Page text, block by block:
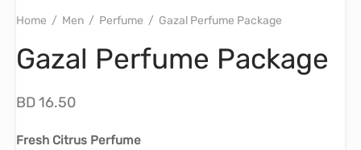
Home / Men / Perfume / Gazal Perfume Package
Gazal Perfume Package
BD16.50
Fresh Citrus Perfume